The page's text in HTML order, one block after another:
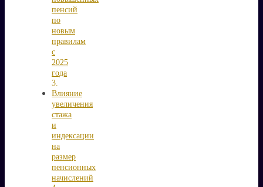
пенсий
по
новым
правилам
с
2025
года
Влияние
увеличения
стажа
и
индексации
на
размер
пенсионных
начислений